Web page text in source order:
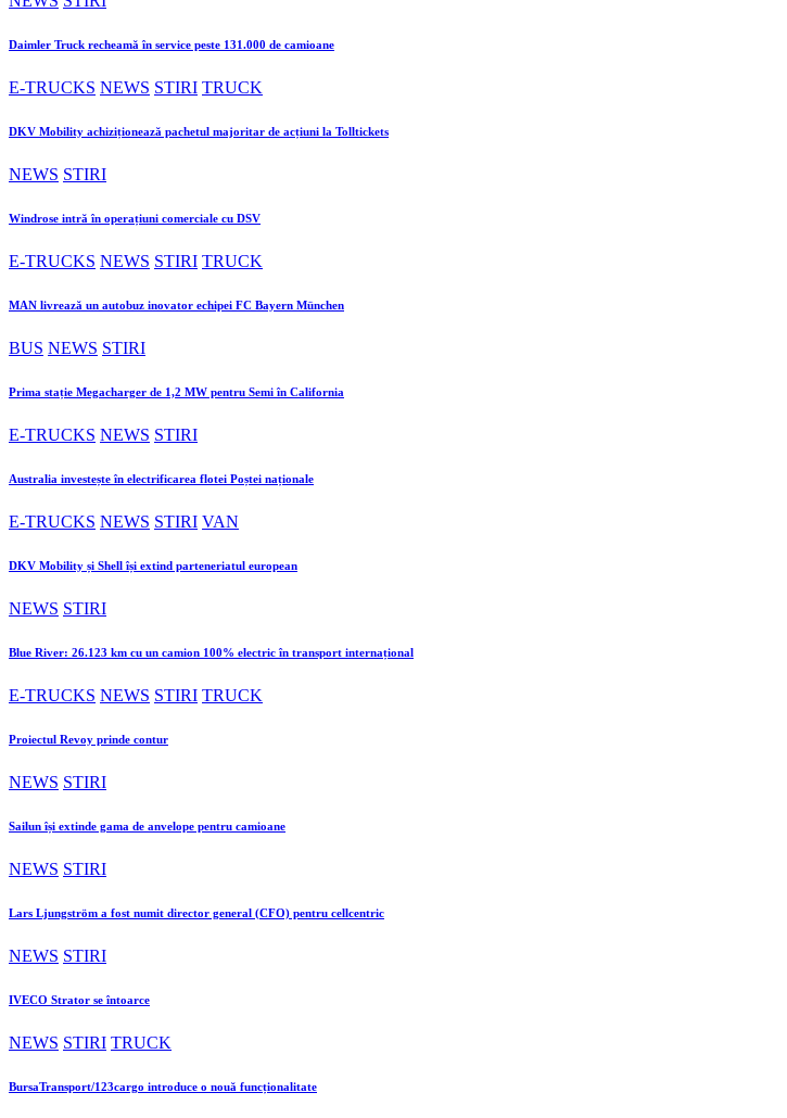
Daimler Truck recheamă în service peste 131.000 de camioane
E-TRUCKS NEWS STIRI TRUCK
DKV Mobility achiziționează pachetul majoritar de acțiuni la Tolltickets
NEWS STIRI
Windrose intră în operațiuni comerciale cu DSV
E-TRUCKS NEWS STIRI TRUCK
MAN livrează un autobuz inovator echipei FC Bayern München
BUS NEWS STIRI
Prima stație Megacharger de 1,2 MW pentru Semi în California
E-TRUCKS NEWS STIRI
Australia investește în electrificarea flotei Poștei naționale
E-TRUCKS NEWS STIRI VAN
DKV Mobility și Shell își extind parteneriatul european
NEWS STIRI
Blue River: 26.123 km cu un camion 100% electric în transport internațional
E-TRUCKS NEWS STIRI TRUCK
Proiectul Revoy prinde contur
NEWS STIRI
Sailun își extinde gama de anvelope pentru camioane
NEWS STIRI
Lars Ljungström a fost numit director general (CFO) pentru cellcentric
NEWS STIRI
IVECO Strator se întoarce
NEWS STIRI TRUCK
BursaTransport/123cargo introduce o nouă funcționalitate